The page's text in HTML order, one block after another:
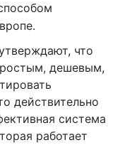
что
дешевым,
действительно
система
работает